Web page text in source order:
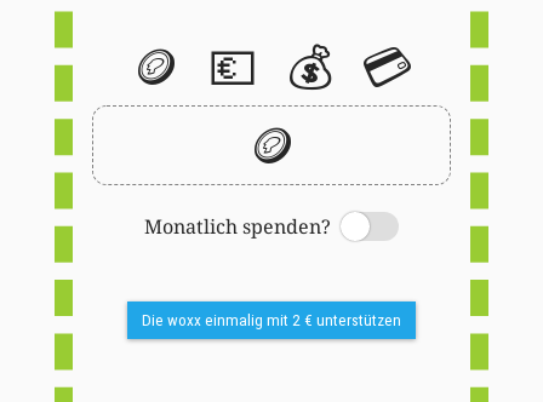
🪙 💶 💰 💳
🪙
Monatlich spenden?
Switch
Die woxx einmalig mit 2 € unterstützen